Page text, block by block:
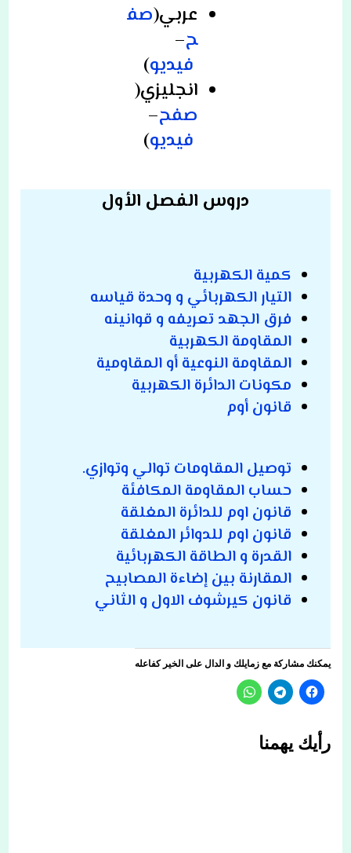
عربي(صف
ح–
فيديو)
انجليزي(
صفح–
فيديو)
دروس الفصل الأول
كمية الكهربية
التيار الكهربائي و وحدة قياسه
فرق الجهد تعريفه و قوانينه
المقاومة الكهربية
المقاومة النوعية أو المقاومية
مكونات الدائرة الكهربية
قانون أوم
توصيل المقاومات توالي وتوازي.
حساب المقاومة المكافئة
قانون اوم للدائرة المغلقة
قانون اوم للدوائر المغلقة
القدرة و الطاقة الكهربائية
المقارنة بين إضاءة المصابيح
قانون كيرشوف الاول و الثاني
يمكنك مشاركة مع زمايلك و الدال على الخير كفاعله
رأيك يهمنا